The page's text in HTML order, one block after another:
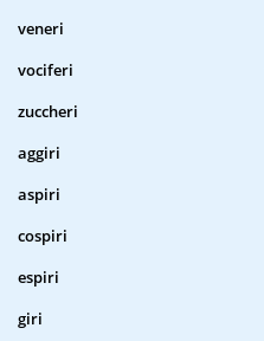
veneri
vociferi
zuccheri
aggiri
aspiri
cospiri
espiri
giri